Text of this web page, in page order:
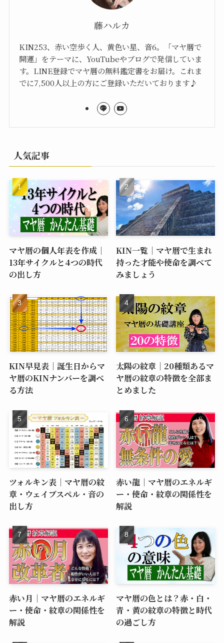
KIN140のエネルギー・有
×音10
KIN13のエネルギー・有名
×音13
藤ハルカ
KIN253、赤い空歩く人、黄色い星、音6。「マヤ暦で
開運」をテーマに、YouTubeやブログで発信していま
す。LINE登録でマヤ暦の無料鑑定書をお届け。これま
マヤ暦の個人年表を作成｜
13年サイクルと4つの時代
の出し方
KIN一覧｜マヤ暦で生まれ
持った才能や使命を調べて
みましょう
KIN早見表｜誕生日からマ
ヤ暦のKINナンバーを調べ
る方法
太陽の紋章｜20種類あるマ
ヤ暦の紋章の特徴を全部ま
とめました